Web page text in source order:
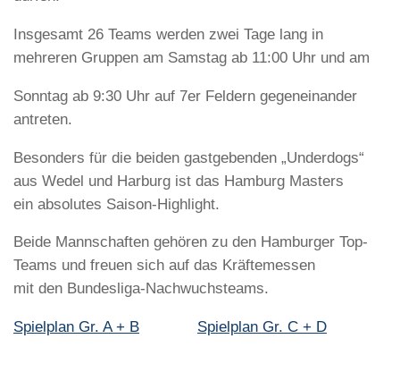
Insgesamt 26 Teams werden zwei Tage lang in
mehreren Gruppen am Samstag ab 11:00 Uhr und am
Sonntag ab 9:30 Uhr auf 7er Feldern gegeneinander
antreten.
Besonders für die beiden gastgebenden „Underdogs“
aus Wedel und Harburg ist das Hamburg Masters
ein absolutes Saison-Highlight.
Beide Mannschaften gehören zu den Hamburger Top-
Teams und freuen sich auf das Kräftemessen
mit den Bundesliga-Nachwuchsteams.
Spielplan Gr. A + B Spielplan Gr. C + D